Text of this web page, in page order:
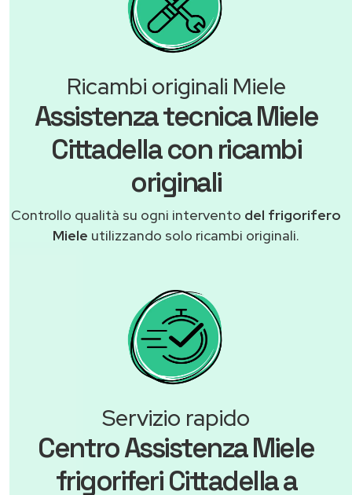
Ricambi originali Miele
Assistenza tecnica Miele
Cittadella con ricambi
originali
Controllo qualità su ogni intervento del frigorifero
Miele utilizzando solo ricambi originali.
Servizio rapido
Centro Assistenza Miele
frigoriferi Cittadella a